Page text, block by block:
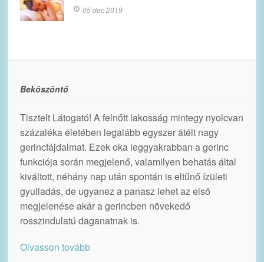
05 dec 2019
Beköszöntő
Tisztelt Látogató! A felnőtt lakosság mintegy nyolcvan
százaléka életében legalább egyszer átélt nagy
gerincfájdalmat. Ezek oka leggyakrabban a gerinc
funkciója során megjelenő, valamilyen behatás által
kiváltott, néhány nap után spontán is eltűnő ízületi
gyulladás, de ugyanez a panasz lehet az első
megjelenése akár a gerincben növekedő
rosszindulatú daganatnak is.
Olvasson tovább